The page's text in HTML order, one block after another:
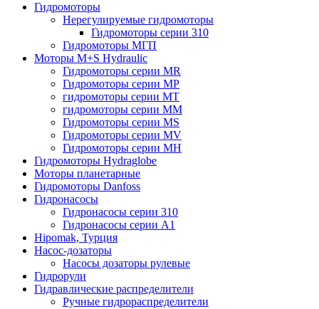
Гидромоторы
Нерегулируемые гидромоторы
Гидромоторы серии 310
Гидромоторы МГП
Моторы M+S Hydraulic
Гидромоторы серии MR
Гидромоторы серии MP
гидромоторы серии MT
гидромоторы серии MM
Гидромоторы серии MS
Гидромоторы серии MV
Гидромоторы серии MH
Гидромоторы Hydraglobe
Моторы планетарные
Гидромоторы Danfoss
Гидронасосы
Гидронасосы серии 310
Гидронасосы серии А1
Hipomak, Турция
Насос-дозаторы
Насосы дозаторы рулевые
Гидрорули
Гидравлические распределители
Ручные гидрораспределители